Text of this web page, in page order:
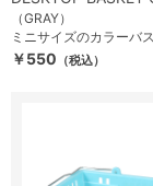
（GRAY）
ミニサイズのカラーバ
￥550 （税込）